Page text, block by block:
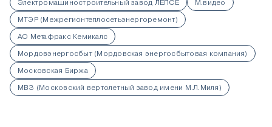
Электромашиностроительный завод ЛЕПСЕ
М.видео
МТЭР (Межрегионтеплосетьэнергоремонт)
АО Метафракс Кемикалс
Мордовэнергосбыт (Мордовская энергосбытовая компания)
Московская Биржа
МВЗ (Московский вертолетный завод имени М.Л.Миля)